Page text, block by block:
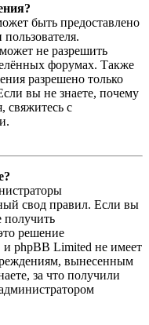
быть предоставлено
не разрешить
форумах. Также
разрешено только
вы не знаете, почему
свяжитесь с
свод правил. Если вы
решение
и phpBB Limited не имеет
вынесенным
за что получили